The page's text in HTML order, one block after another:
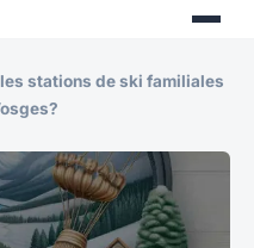
stations de ski familiales